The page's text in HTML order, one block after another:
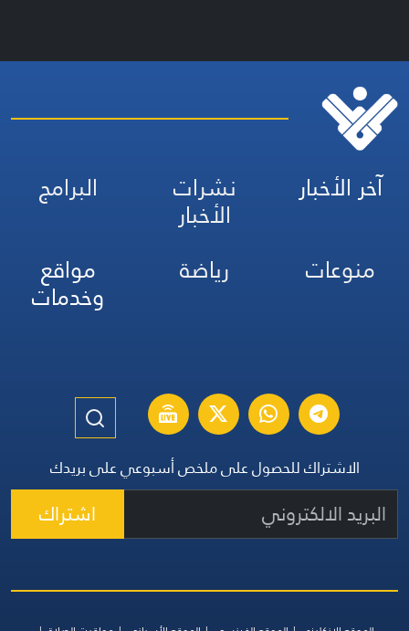
آخر الأخبار نشرات
الأخبار
البرامج
منوعات
رياضة مواقع
وخدمات
الاشتراك للحصول على ملخص أسبوعي على بريدك
اشتراك